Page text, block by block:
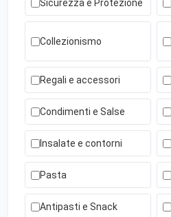
Sicurezza e Protezione
Collezionismo
Regali e accessori
Condimenti e Salse
Insalate e contorni
Pasta
Antipasti e Snack